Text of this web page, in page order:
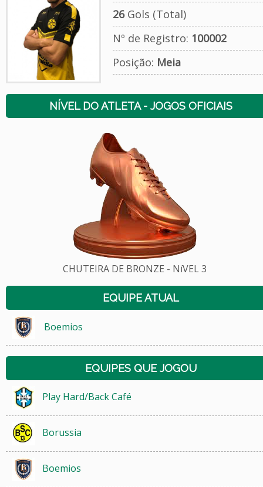
26Gols (Total)
Nº de Registro: 100002
Posição: Meia
NÍVEL DO ATLETA - JOGOS OFICIAIS
CHUTEIRA DE BRONZE - NíVEL 3
EQUIPE ATUAL
Boemios
EQUIPES QUE JOGOU
Play Hard/Back Café
Borussia
Boemios